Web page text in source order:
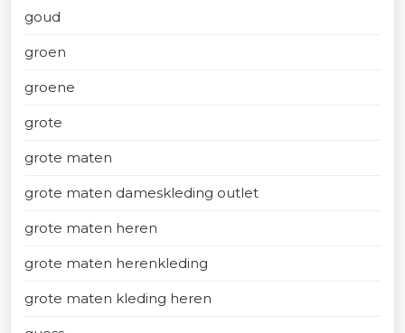
goud
groen
groene
grote
grote maten
grote maten dameskleding outlet
grote maten heren
grote maten herenkleding
grote maten kleding heren